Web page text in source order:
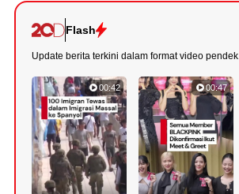
Flash
Update berita terkini dalam format video pendek.
00:42 00:47